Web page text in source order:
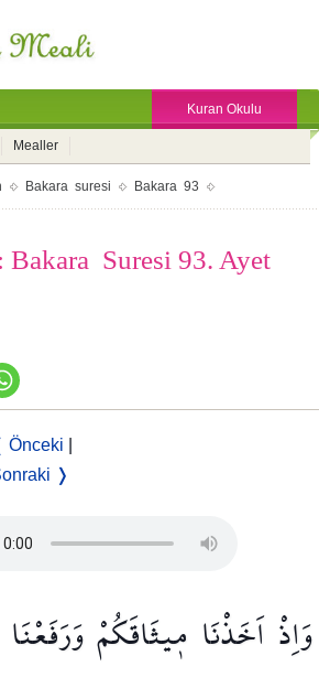
Kuran Okulu
Mealler
Bakara suresi Bakara 93
Suresi 93. Ayet
Önceki
❭
وَاِذْ اَخَذْنَا م۪يثَاقَكُمْوَرَفَعْنَا